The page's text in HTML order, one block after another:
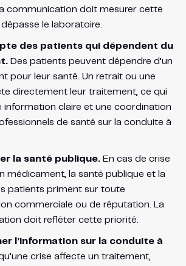
communication doit mesurer cette
le laboratoire.
des patients qui dépendent du
Des patients peuvent dépendre d’un
pour leur santé. Un retrait ou une
directement leur traitement, ce qui
information claire et une coordination
de santé sur la conduite à
la santé publique.En cas de crise
médicament, la santé publique et la
patients priment sur toute
commerciale ou de réputation. La
doit refléter cette priorité.
l’information sur la conduite à
crise affecte un traitement,